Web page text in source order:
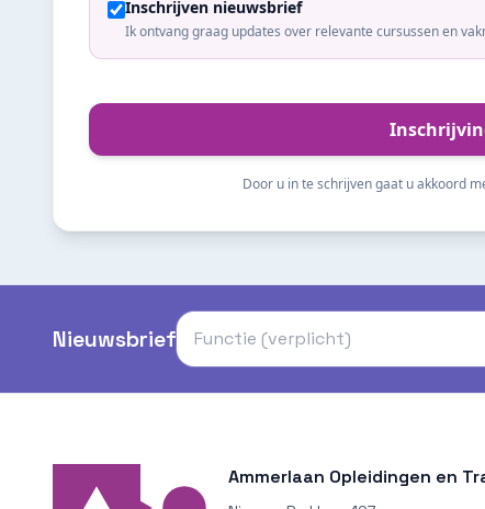
Inschrijven nieuwsbrief
Ik ontvang graag updates over relevante cursussen en
Door u in te schrijven gaat u akkoord
Nieuwsbrief
Ammerlaan Opleidingen en